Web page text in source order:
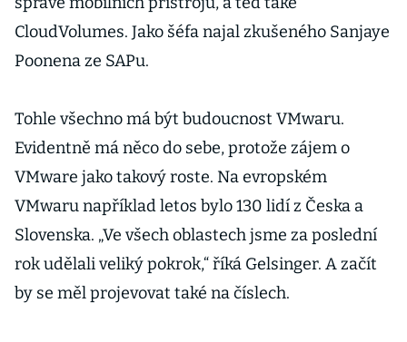
CloudVolumes. Jako šéfa najal zkušeného Sanjaye
Poonena ze SAPu.
Tohle všechno má být budoucnost VMwaru.
Evidentně má něco do sebe, protože zájem o
VMware jako takový roste. Na evropském
VMwaru například letos bylo 130 lidí z Česka a
Slovenska. „Ve všech oblastech jsme za poslední
rok udělali veliký pokrok,“ říká Gelsinger. A začít
by se měl projevovat také na číslech.